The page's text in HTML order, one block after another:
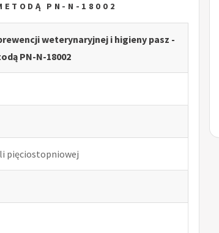
PN-N-18002
weterynaryjnej i higieny pasz -
PN-N-18002
pięciostopniowej